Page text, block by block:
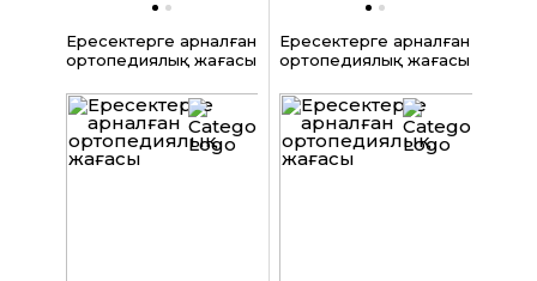
Ересектерге арналған
ортопедиялық жағасы
Ересектерге арналған
ортопедиялық жағасы